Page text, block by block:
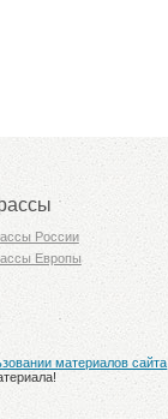
России
Европы
материалов сайта